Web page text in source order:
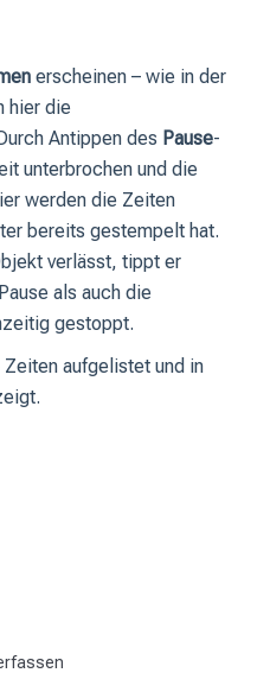
erscheinen – wie in der
hier die
Antippen des Pause-
unterbrochen und die
werden die Zeiten
bereits gestempelt hat.
verlässt, tippt er
als auch die
gestoppt.
aufgelistet und in